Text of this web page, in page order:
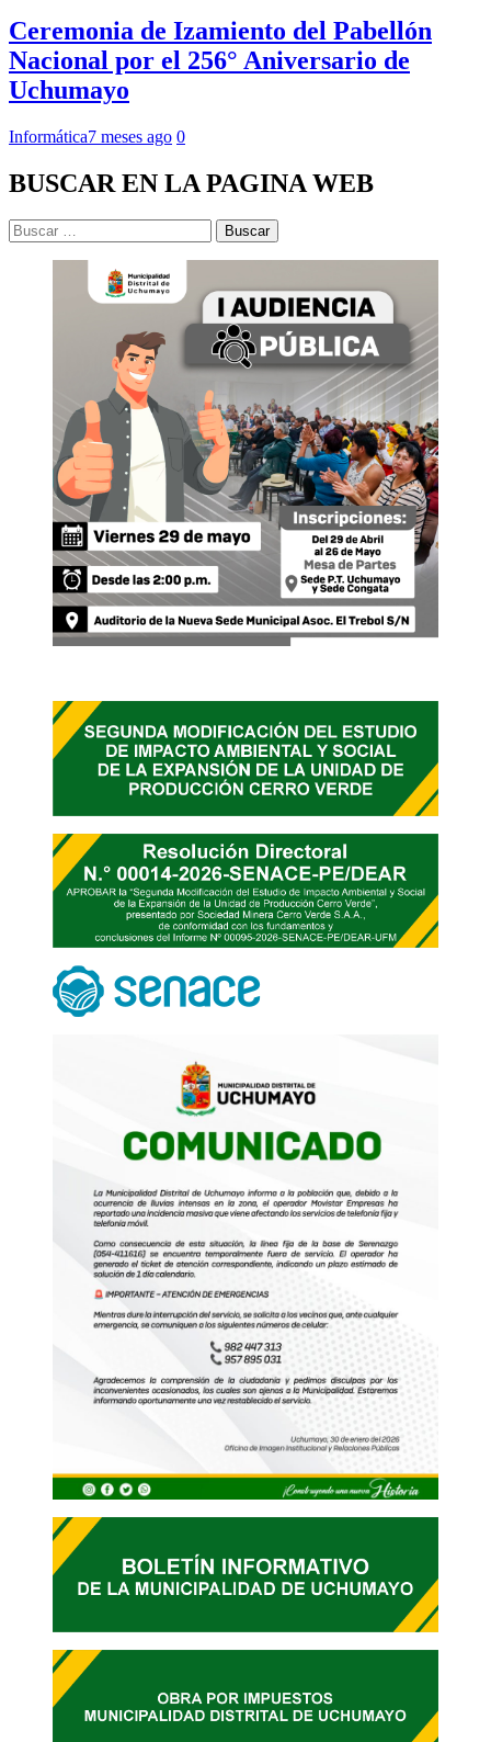
Ceremonia de Izamiento del Pabellón
Nacional por el 256° Aniversario de
Uchumayo
Informática7 meses ago 0
BUSCAR EN LA PAGINA WEB
Buscar: